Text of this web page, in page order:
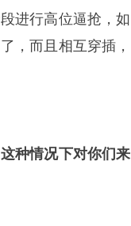
进行高位逼抢，如
，而且相互穿插，
种情况下对你们来